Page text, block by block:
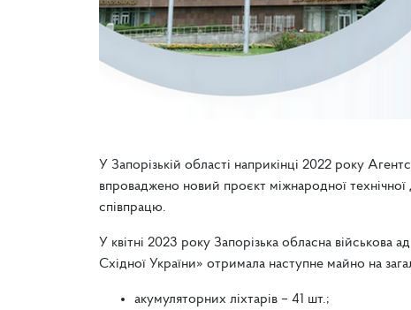
У Запорізькій області наприкінці 2022 року
впроваджено новий проєкт міжнародної
співпрацю.
У квітні 2023 року Запорізька обласна військова
Східної України» отримала наступне майно на
акумуляторних ліхтарів – 41 шт.;